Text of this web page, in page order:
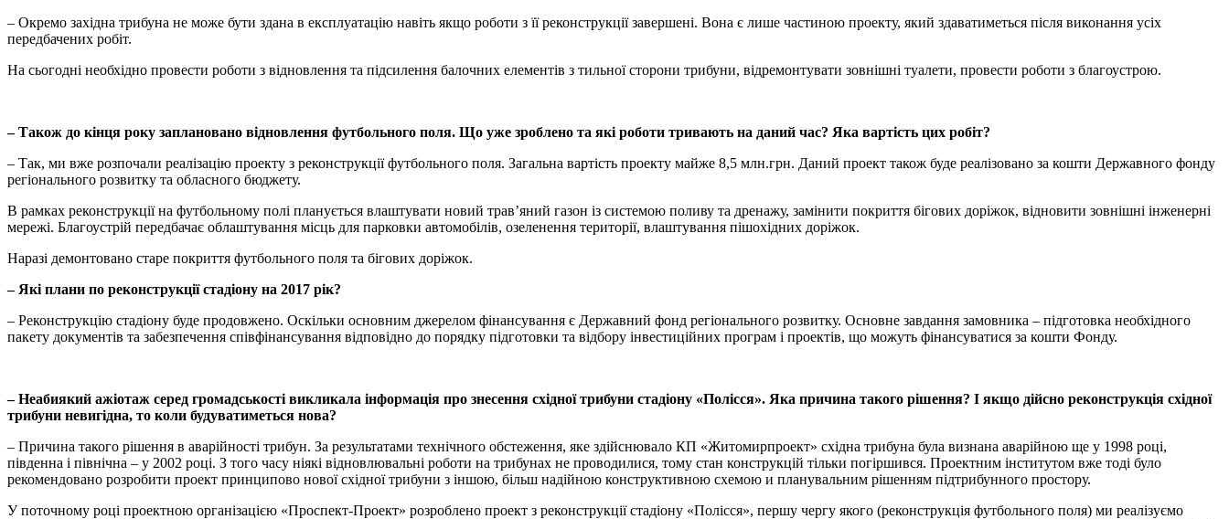
– Окремо західна трибуна не може бути здана в експлуатацію навіть якщо роботи з її реконструкції завершені. Вона є лише частиною проекту, який здаватиметься після виконання усіх
передбачених робіт.
На сьогодні необхідно провести роботи з відновлення та підсилення балочних елементів з тильної сторони трибуни, відремонтувати зовнішні туалети, провести роботи з благоустрою.
– Також до кінця року заплановано відновлення футбольного поля. Що уже зроблено та які роботи тривають на даний час? Яка вартість цих робіт?
– Так, ми вже розпочали реалізацію проекту з реконструкції футбольного поля. Загальна вартість проекту майже 8,5 млн.грн. Даний проект також буде реалізовано за кошти Державного фонду
регіонального розвитку та обласного бюджету.
В рамках реконструкції на футбольному полі планується влаштувати новий трав’яний газон із системою поливу та дренажу, замінити покриття бігових доріжок, відновити зовнішні інженерні
мережі. Благоустрій передбачає облаштування місць для парковки автомобілів, озеленення території, влаштування пішохідних доріжок.
Наразі демонтовано старе покриття футбольного поля та бігових доріжок.
– Які плани по реконструкції стадіону на 2017 рік?
– Реконструкцію стадіону буде продовжено. Оскільки основним джерелом фінансування є Державний фонд регіонального розвитку. Основне завдання замовника – підготовка необхідного
пакету документів та забезпечення співфінансування відповідно до порядку підготовки та відбору інвестиційних програм і проектів, що можуть фінансуватися за кошти Фонду.
– Неабиякий ажіотаж серед громадськості викликала інформація про знесення східної трибуни стадіону «Полісся». Яка причина такого рішення? І якщо дійсно реконструкція східної
трибуни невигідна, то коли будуватиметься нова?
– Причина такого рішення в аварійності трибун. За результатами технічного обстеження, яке здійснювало КП «Житомирпроект» східна трибуна була визнана аварійною ще у 1998 році,
південна і північна – у 2002 році. З того часу ніякі відновлювальні роботи на трибунах не проводилися, тому стан конструкцій тільки погіршився. Проектним інститутом вже тоді було
рекомендовано розробити проект принципово нової східної трибуни з іншою, більш надійною конструктивною схемою и планувальним рішенням підтрибунного простору.
У поточному році проектною організацією «Проспект-Проект» розроблено проект з реконструкції стадіону «Полісся», першу чергу якого (реконструкція футбольного поля) ми реалізуємо